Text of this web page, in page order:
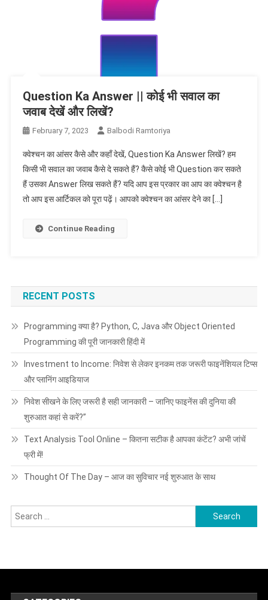
Question Ka Answer || कोई भी सवाल का
जवाब देखें और लिखें?
February 7, 2023 Balbodi Ramtoriya
क्वेश्चन का आंसर कैसे और कहाँ देखें, Question Ka Answer लिखें? हम
किसी भी सवाल का जवाब कैसे दे सकते हैं? कैसे कोई भी Question कर सकते
हैं उसका Answer लिख सकते हैं? यदि आप इस प्रकार का आप का क्वेश्चन है
तो आप इस आर्टिकल को पूरा पढ़ें। आपको क्वेश्चन का आंसर देने का […]
Continue Reading
RECENT POSTS
Programming क्या है? Python, C, Java और Object Oriented
Programming की पूरी जानकारी हिंदी में
Investment to Income: निवेश से लेकर इनकम तक जरूरी फाइनेंशियल टिप्स
और प्लानिंग आइडियाज
निवेश सीखने के लिए जरूरी है सही जानकारी – जानिए फाइनेंस की दुनिया की
शुरुआत कहां से करें?”
Text Analysis Tool Online – कितना सटीक है आपका कंटेंट? अभी जांचें
फ्री में!
Thought Of The Day – आज का सुविचार नई शुरुआत के साथ
Search
for: